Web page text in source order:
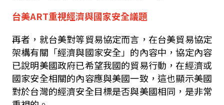
台美ART重視經濟與國家安全議題
再者，就台美對等貿易協定而言，在台美貿易協定
架構有關「經濟與國家安全」的內容中，協定內容
已說明美國政府已希望我國的貿易行動，在經濟或
國家安全相關的內容應與美國一致，這也顯示美國
對於台灣的經濟安全目標是否與美國相同，是非常